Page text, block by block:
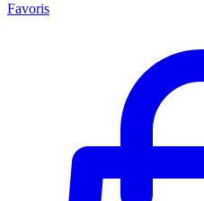
Favoris